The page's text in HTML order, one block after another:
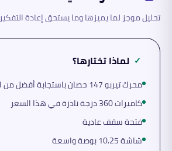
تحليل موجز لما يميزها وما يستحق إعادة التفكير
✓ لماذا تختارها؟
محرك تيربو 147 حصان باستجابة أفضل من الطبيعي
كاميرات 360 درجة نادرة في هذا السعر
فتحة سقف عادية
شاشة 10.25 بوصة واسعة